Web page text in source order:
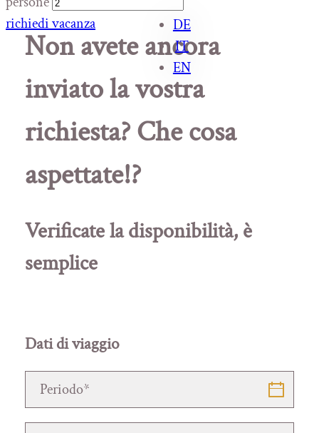
DE
IT
EN
richiedi vacanza
Non avete ancora
inviato la vostra
richiesta? Che cosa
aspettate!?
Verificate la disponibilità, è
semplice
Dati di viaggio